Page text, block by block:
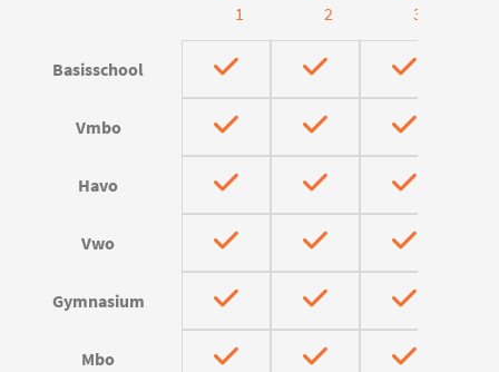
1
2
3
Basisschool
Vmbo
Havo
Vwo
Gymnasium
Mbo